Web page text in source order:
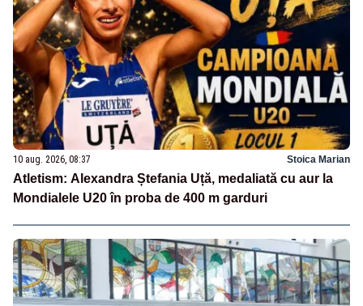
10 aug. 2026, 08:37 Stoica Marian
Atletism: Alexandra Ștefania Uță, medaliată cu aur la
Mondialele U20 în proba de 400 m garduri